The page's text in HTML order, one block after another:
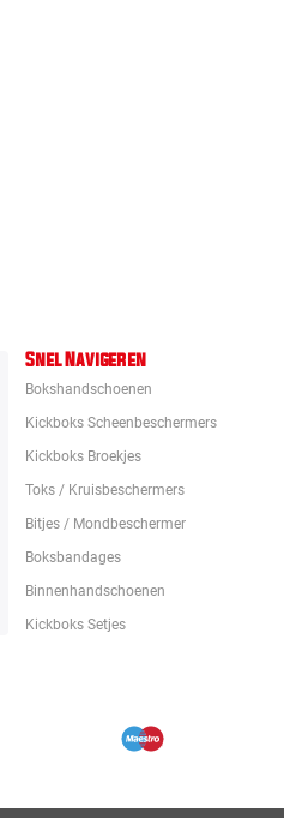
Snel Navigeren
Bokshandschoenen
Kickboks Scheenbeschermers
Kickboks Broekjes
Toks / Kruisbeschermers
Bitjes / Mondbeschermer
Boksbandages
Binnenhandschoenen
Kickboks Setjes